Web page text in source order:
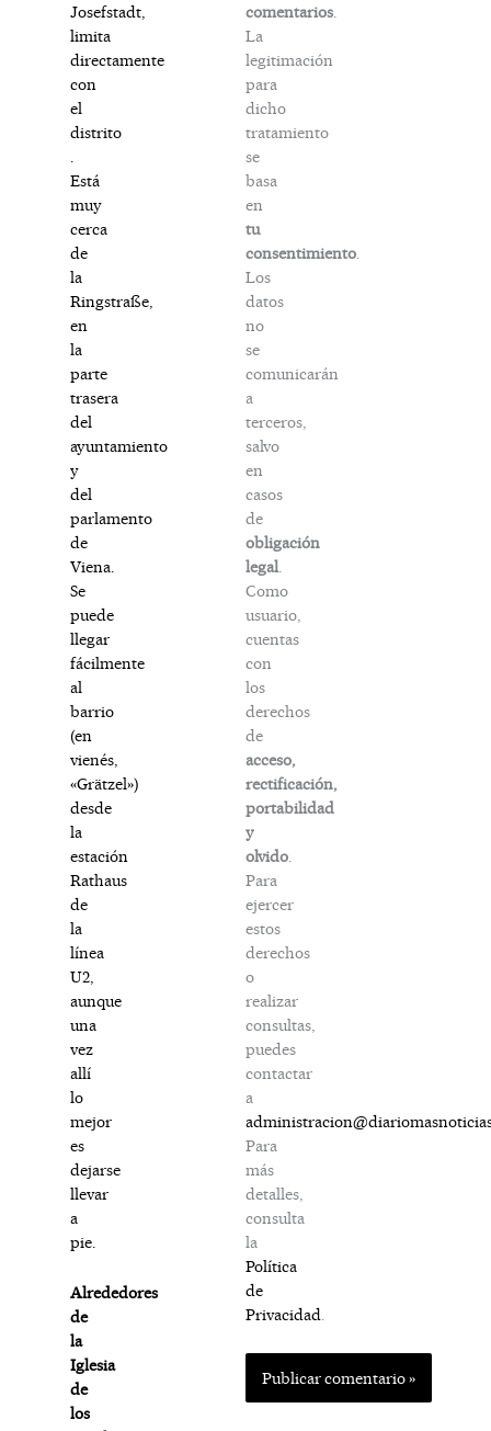
Josefstadt,
limita
directamente
con
el
distrito
Está
muy
cerca
de
la
Ringstraße,
en
la
parte
trasera
del
ayuntamiento
y
del
parlamento
de
Viena.
Se
puede
llegar
fácilmente
al
barrio
(en
vienés,
«Grätzel»)
desde
la
estación
Rathaus
de
la
línea
U2,
aunque
una
vez
allí
lo
mejor
es
dejarse
llevar
a
pie.
Alrededores
de
la
Iglesia
de
los
comentarios.
La
legitimación
para
dicho
tratamiento
se
basa
en
tu
consentimiento.
Los
datos
no
se
comunicarán
a
terceros,
salvo
en
casos
de
obligación
legal.
Como
usuario,
cuentas
con
los
derechos
de
acceso,
rectificación,
portabilidad
y
olvido.
Para
ejercer
estos
derechos
o
realizar
consultas,
puedes
contactar
a
Para
más
detalles,
consulta
la
Política
de
Privacidad